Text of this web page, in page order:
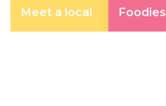
Meet a local Foodies